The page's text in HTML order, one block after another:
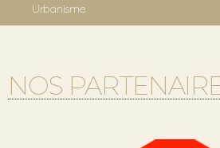
Urbanisme
NOS